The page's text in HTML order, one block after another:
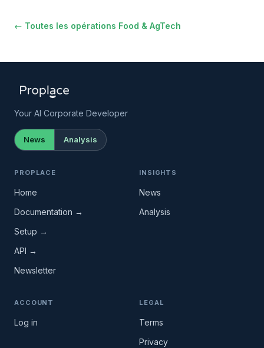
← Toutes les opérations Food & AgTech
Your AI Corporate Developer
News Analysis
PROPLACE
Home
Documentation →
Setup →
API →
Newsletter
INSIGHTS
News
Analysis
ACCOUNT
Log in
LEGAL
Terms
Privacy